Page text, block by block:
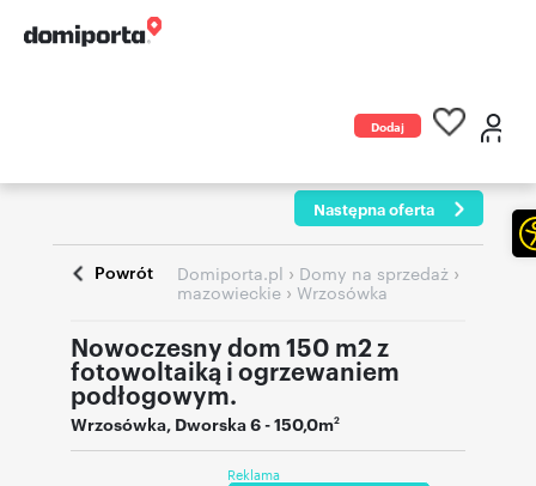
Dodaj
Następna oferta
Powrót Domiporta.pl › Domy na sprzedaż ›
mazowieckie › Wrzosówka
Nowoczesny dom 150 m2 z
fotowoltaiką i ogrzewaniem
podłogowym.
Wrzosówka, Dworska 6- 150,0m2
Reklama